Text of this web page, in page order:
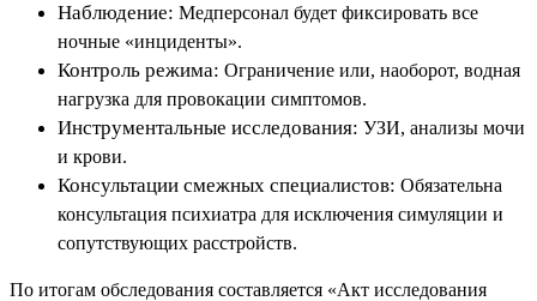
Наблюдение: Медперсонал будет фиксировать все
ночные «инциденты».
Контроль режима: Ограничение или, наоборот, водная
нагрузка для провокации симптомов.
Инструментальные исследования: УЗИ, анализы мочи
и крови.
Консультации смежных специалистов: Обязательна
консультация психиатра для исключения симуляции и
сопутствующих расстройств.
По итогам обследования составляется «Акт исследования